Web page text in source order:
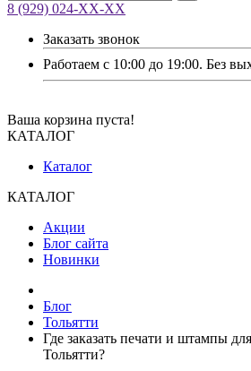
8 (929) 024-ХХ-ХХ
Заказать звонок
Работаем с 10:00 до 19:00. Без
Ваша корзина пуста!
КАТАЛОГ
Каталог
КАТАЛОГ
Акции
Блог сайта
Новинки
Блог
Тольятти
Где заказать печати и штампы
Тольятти?